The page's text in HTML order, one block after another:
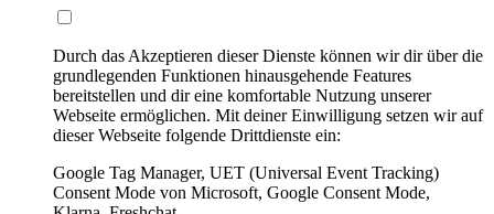
Durch das Akzeptieren dieser Dienste können wir dir über die
grundlegenden Funktionen hinausgehende Features
bereitstellen und dir eine komfortable Nutzung unserer
Webseite ermöglichen. Mit deiner Einwilligung setzen wir auf
dieser Webseite folgende Drittdienste ein:
Google Tag Manager, UET (Universal Event Tracking)
Consent Mode von Microsoft, Google Consent Mode,